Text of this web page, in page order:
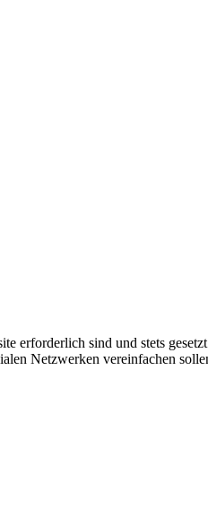
erforderlich sind und stets